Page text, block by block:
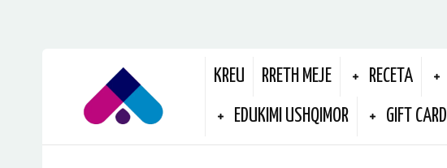
KREU RRETH MEJE RECETA
EDUKIMI USHQIMOR GIFT CARD